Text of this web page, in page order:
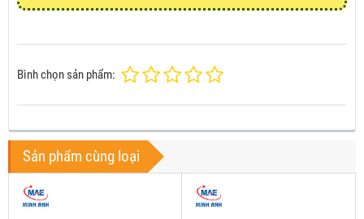
Bình chọn sản phẩm:
Sản phẩm cùng loại